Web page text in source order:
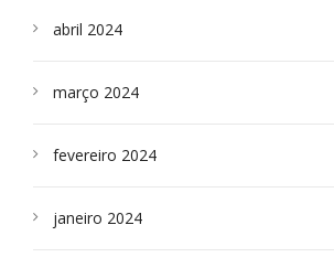
abril 2024
março 2024
fevereiro 2024
janeiro 2024